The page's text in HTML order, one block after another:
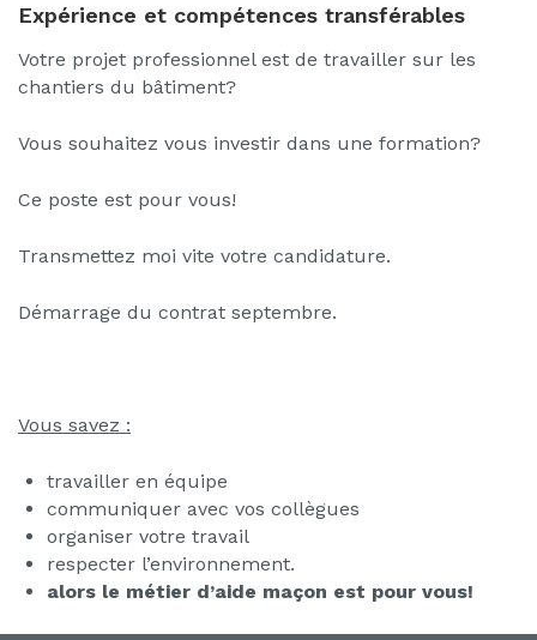
Expérience et compétences transférables
Votre projet professionnel est de travailler sur les
chantiers du bâtiment?
Vous souhaitez vous investir dans une formation?
Ce poste est pour vous!
Transmettez moi vite votre candidature.
Démarrage du contrat septembre.
Vous savez :
travailler en équipe
communiquer avec vos collègues
organiser votre travail
respecter l’environnement.
alors le métier d’aide maçon est pour vous!